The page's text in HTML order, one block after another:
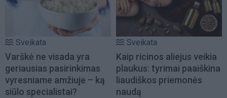
Sveikata
Varškė ne visada yra
geriausias pasirinkimas
vyresniame amžiuje – ką
siūlo specialistai?
Sveikata
Kaip ricinos aliejus veikia
plaukus: tyrimai paaiškina
liaudiškos priemonės
naudą